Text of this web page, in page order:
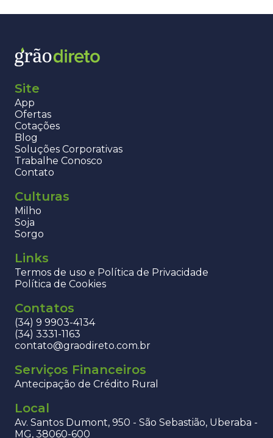
Site
App
Ofertas
Cotações
Blog
Soluções Corporativas
Trabalhe Conosco
Contato
Culturas
Milho
Soja
Sorgo
Links
Termos de uso e Política de Privacidade
Política de Cookies
Contatos
(34) 9 9903-4134
(34) 3331-1163
contato@graodireto.com.br
Serviços Financeiros
Antecipação de Crédito Rural
Local
Av. Santos Dumont, 950 - São Sebastião, Uberaba -
MG, 38060-600